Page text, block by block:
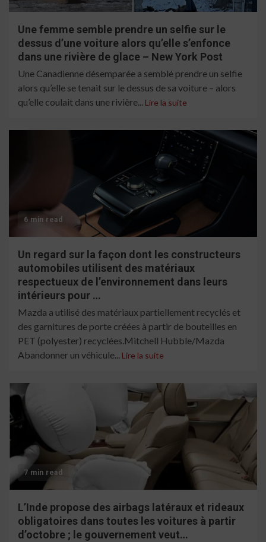
Une femme semble prendre un selfie sur le
dessus d’une voiture alors qu’elle s’enfonce
dans une rivière de glace – New York Post
Une Canadienne désemparée a semblé prendre un selfie
alors qu’elle se tenait sur le dessus de sa voiture – alors
qu’elle coulait dans une rivière... Lire la suite
6 min read
Un regard sur la façon dont les constructeurs
automobiles utilisent des matériaux
respectueux de l’environnement dans leurs
intérieurs pour …
Mazda a utilisé des matériaux partiellement recyclés et
des garnitures de porte créées à partir de bouteilles en
PET (polyester) recyclées.Mitchell Hubble/Mazda
Abandonner un véhicule... Lire la suite
7 min read
L’Inde propose des airbags latéraux et rideaux
obligatoires dans toutes les voitures à partir
d’octobre ; le gouvernement veut…